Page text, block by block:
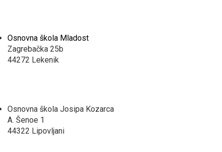
Osnovna škola Mladost
Zagrebačka 25b
44272 Lekenik
Osnovna škola Josipa Kozarca
A. Šenoe 1
44322 Lipovljani